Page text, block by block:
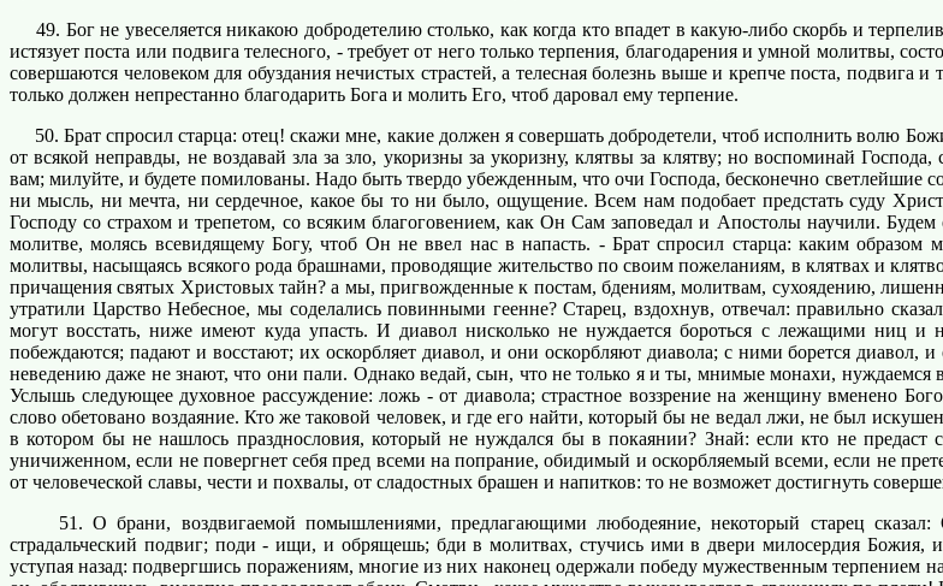
49. Бог не увеселяется никакою добродетелию столько, как когда кто впадет в какую-либо скорбь и
истязует поста или подвига телесного, - требует от него только терпения, благодарения и умной молитвы,
совершаются человеком для обуздания нечистых страстей, а телесная болезнь выше и крепче поста, подвига
только должен непрестанно благодарить Бога и молить Его, чтоб даровал ему терпение.
50. Брат спросил старца: отец! скажи мне, какие должен я совершать добродетели, чтоб исполнить волю
от всякой неправды, не воздавай зла за зло, укоризны за укоризну, клятвы за клятву; но воспоминай
вам; милуйте, и будете помилованы. Надо быть твердо убежденным, что очи Господа, бесконечно светлейшие
ни мысль, ни мечта, ни сердечное, какое бы то ни было, ощущение. Всем нам подобает предстать суду
Господу со страхом и трепетом, со всяким благоговением, как Он Сам заповедал и Апостолы научили. Будем
молитве, молясь всевидящему Богу, чтоб Он не ввел нас в напасть. - Брат спросил старца: каким
молитвы, насыщаясь всякого рода брашнами, проводящие жительство по своим пожеланиям, в клятвах и
причащения святых Христовых тайн? а мы, пригвожденные к постам, бдениям, молитвам, сухоядению,
утратили Царство Небесное, мы соделались повинными геенне? Старец, вздохнув, отвечал: правильно
могут восстать, ниже имеют куда упасть. И диавол нисколько не нуждается бороться с лежащими ниц
побеждаются; падают и восстают; их оскорбляет диавол, и они оскорбляют диавола; с ними борется
неведению даже не знают, что они пали. Однако ведай, сын, что не только я и ты, мнимые монахи,
Услышь следующее духовное рассуждение: ложь - от диавола; страстное воззрение на женщину вменено
слово обетовано воздаяние. Кто же таковой человек, и где его найти, который бы не ведал лжи, не был
в котором бы не нашлось празднословия, который не нуждался бы в покаянии? Знай: если кто не
уничиженном, если не повергнет себя пред всеми на попрание, обидимый и оскорбляемый всеми, если не
от человеческой славы, чести и похвалы, от сладостных брашен и напитков: то не возможет достигнуть
51. О брани, воздвигаемой помышлениями, предлагающими любодеяние, некоторый старец
страдальческий подвиг; поди - ищи, и обрящешь; бди в молитвах, стучись ими в двери милосердия Божия,
уступая назад: подвергшись поражениям, многие из них наконец одержали победу мужественным